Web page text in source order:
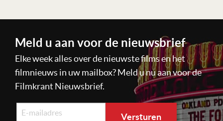
Meld u aan voor de nieuwsbrief
Elke week alles over de nieuwste films en het
filmnieuws in uw mailbox? Meld u nu aan voor de
Filmkrant Nieuwsbrief.